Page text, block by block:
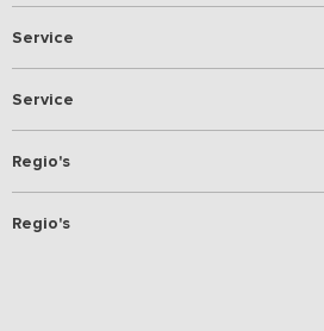
Service
Service
Regio's
Regio's